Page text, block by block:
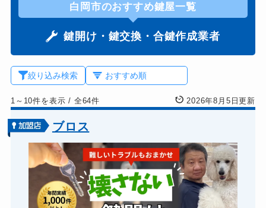
白岡市のおすすめ鍵屋一覧
鍵開け・鍵交換・合鍵作成業者
絞り込み検索
1～10件を表示/ 全64件 2026年8月5日更新
ブロス